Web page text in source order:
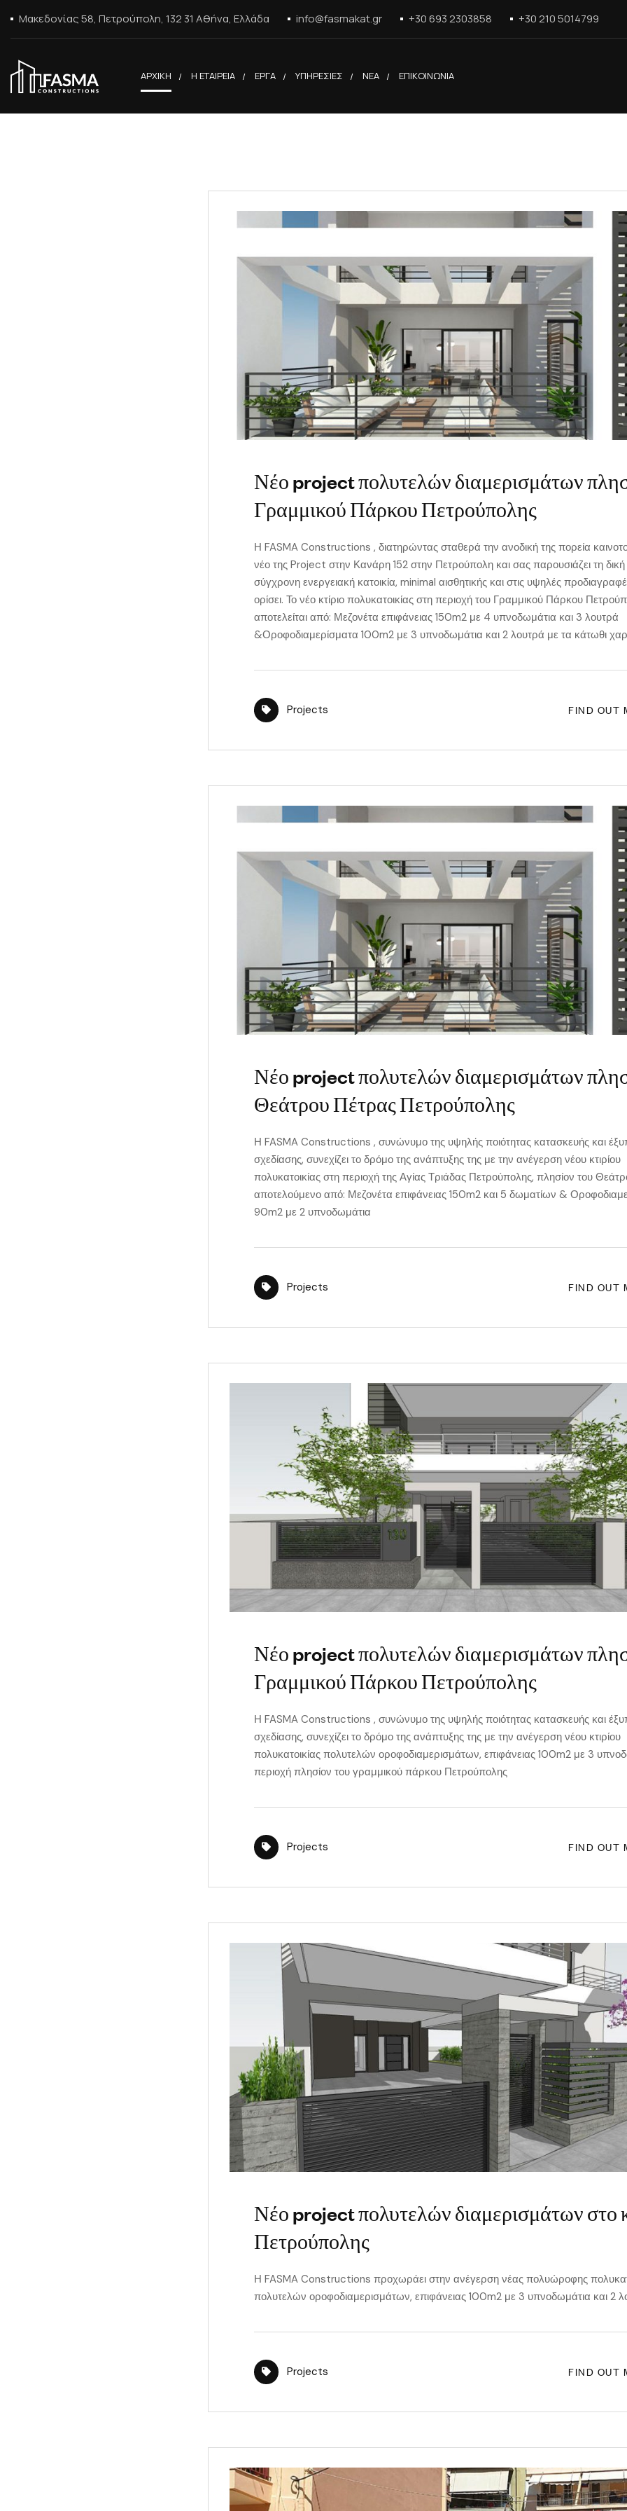
Μακεδονίας 58, Πετρούπολη, 132 31 Αθήνα, Ελλάδα info@fasmakat.gr +30 693 2303858 +30 210 5014799
ΑΡΧΙΚΗ Η ΕΤΑΙΡΕΙΑ ΕΡΓΑ ΥΠΗΡΕΣΙΕΣ ΝΕΑ ΕΠΙΚΟΙΝΩΝΙΑ
Νέο project πολυτελών διαμερισμάτων
Γραμμικού Πάρκου Πετρούπολης
Η FASMA Constructions , διατηρώντας σταθερά την ανοδική της πορεία
νέο της Project στην Κανάρη 152 στην Πετρούπολη και σας παρουσιάζει τη
σύγχρονη ενεργειακή κατοικία, minimal αισθητικής και στις υψηλές
ορίσει. Το νέο κτίριο πολυκατοικίας στη περιοχή του Γραμμικού Πάρκου
αποτελείται από: Μεζονέτα επιφάνειας 150m2 με 4 υπνοδωμάτια και 3 λουτρά
&Οροφοδιαμερίσματα 100m2 με 3 υπνοδωμάτια και 2 λουτρά με τα κάτωθι
Projects FIND OUT
Νέο project πολυτελών διαμερισμάτων
Θεάτρου Πέτρας Πετρούπολης
Η FASMA Constructions , συνώνυμο της υψηλής ποιότητας κατασκευής και
σχεδίασης, συνεχίζει το δρόμο της ανάπτυξης της με την ανέγερση νέου κτιρίου
πολυκατοικίας στη περιοχή της Αγίας Τριάδας Πετρούπολης, πλησίον του
αποτελούμενο από: Μεζονέτα επιφάνειας 150m2 και 5 δωματίων &
90m2 με 2 υπνοδωμάτια
Projects FIND OUT
Νέο project πολυτελών διαμερισμάτων
Γραμμικού Πάρκου Πετρούπολης
Η FASMA Constructions , συνώνυμο της υψηλής ποιότητας κατασκευής και
σχεδίασης, συνεχίζει το δρόμο της ανάπτυξης της με την ανέγερση νέου κτιρίου
πολυκατοικίας πολυτελών οροφοδιαμερισμάτων, επιφάνειας 100m2 με 3
περιοχή πλησίον του γραμμικού πάρκου Πετρούπολης
Projects FIND OUT
Νέο project πολυτελών διαμερισμάτων στο
Πετρούπολης
Η FASMA Constructions προχωράει στην ανέγερση νέας πολυώροφης
πολυτελών οροφοδιαμερισμάτων, επιφάνειας 100m2 με 3 υπνοδωμάτια και 2
Projects FIND OUT